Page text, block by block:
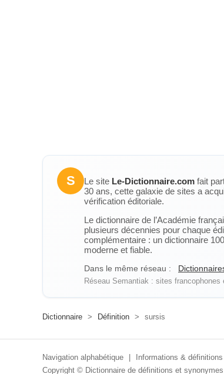
S Le site Le-Dictionnaire.com fait
30 ans, cette galaxie de sites a
vérification éditoriale.
Le dictionnaire de l’Académie
plusieurs décennies pour chaque
complémentaire : un dictionnaire
moderne et fiable.
Dans le même réseau :
Réseau Semantiak : sites
Dictionnaire > Définition > sursis
Navigation alphabétique Informations & définitions
Copyright © Dictionnaire de définitions et synonymes